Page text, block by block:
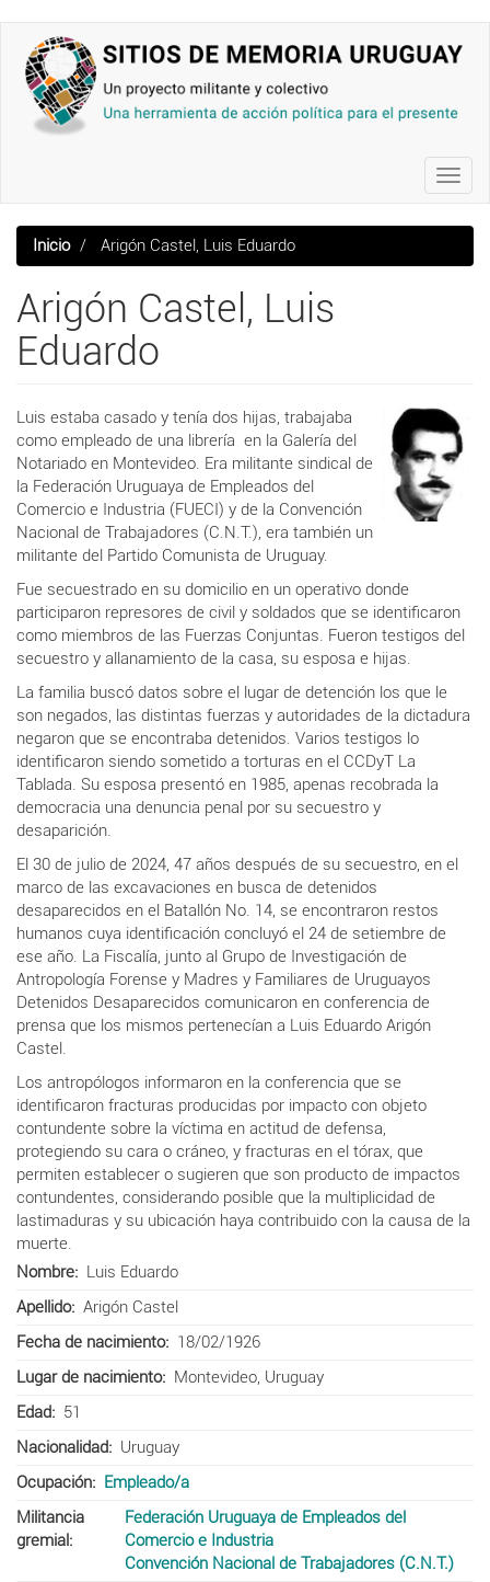
contenido
principal
Inicio Arigón Castel, Luis Eduardo
Arigón Castel, Luis
Eduardo
Luis estaba casado y tenía dos hijas, trabajaba
como empleado de una librería en la Galería del
Notariado en Montevideo. Era militante sindical de
la Federación Uruguaya de Empleados del
Comercio e Industria (FUECI) y de la Convención
Nacional de Trabajadores (C.N.T.), era también un
militante del Partido Comunista de Uruguay.
Fue secuestrado en su domicilio en un operativo donde
participaron represores de civil y soldados que se identificaron
como miembros de las Fuerzas Conjuntas. Fueron testigos del
secuestro y allanamiento de la casa, su esposa e hijas.
La familia buscó datos sobre el lugar de detención los que le
son negados, las distintas fuerzas y autoridades de la dictadura
negaron que se encontraba detenidos. Varios testigos lo
identificaron siendo sometido a torturas en el CCDyT La
Tablada. Su esposa presentó en 1985, apenas recobrada la
democracia una denuncia penal por su secuestro y
desaparición.
El 30 de julio de 2024, 47 años después de su secuestro, en el
marco de las excavaciones en busca de detenidos
desaparecidos en el Batallón No. 14, se encontraron restos
humanos cuya identificación concluyó el 24 de setiembre de
ese año. La Fiscalía, junto al Grupo de Investigación de
Antropología Forense y Madres y Familiares de Uruguayos
Detenidos Desaparecidos comunicaron en conferencia de
prensa que los mismos pertenecían a Luis Eduardo Arigón
Castel.
Los antropólogos informaron en la conferencia que se
identificaron fracturas producidas por impacto con objeto
contundente sobre la víctima en actitud de defensa,
protegiendo su cara o cráneo, y fracturas en el tórax, que
permiten establecer o sugieren que son producto de impactos
contundentes, considerando posible que la multiplicidad de
lastimaduras y su ubicación haya contribuido con la causa de la
muerte.
Nombre
Luis Eduardo
Apellido
Arigón Castel
Fecha de nacimiento
18/02/1926
Lugar de nacimiento
Montevideo, Uruguay
Edad
51
Nacionalidad
Uruguay
Ocupación
Empleado/a
Militancia
gremial
Federación Uruguaya de Empleados del
Comercio e Industria
Convención Nacional de Trabajadores (C.N.T.)